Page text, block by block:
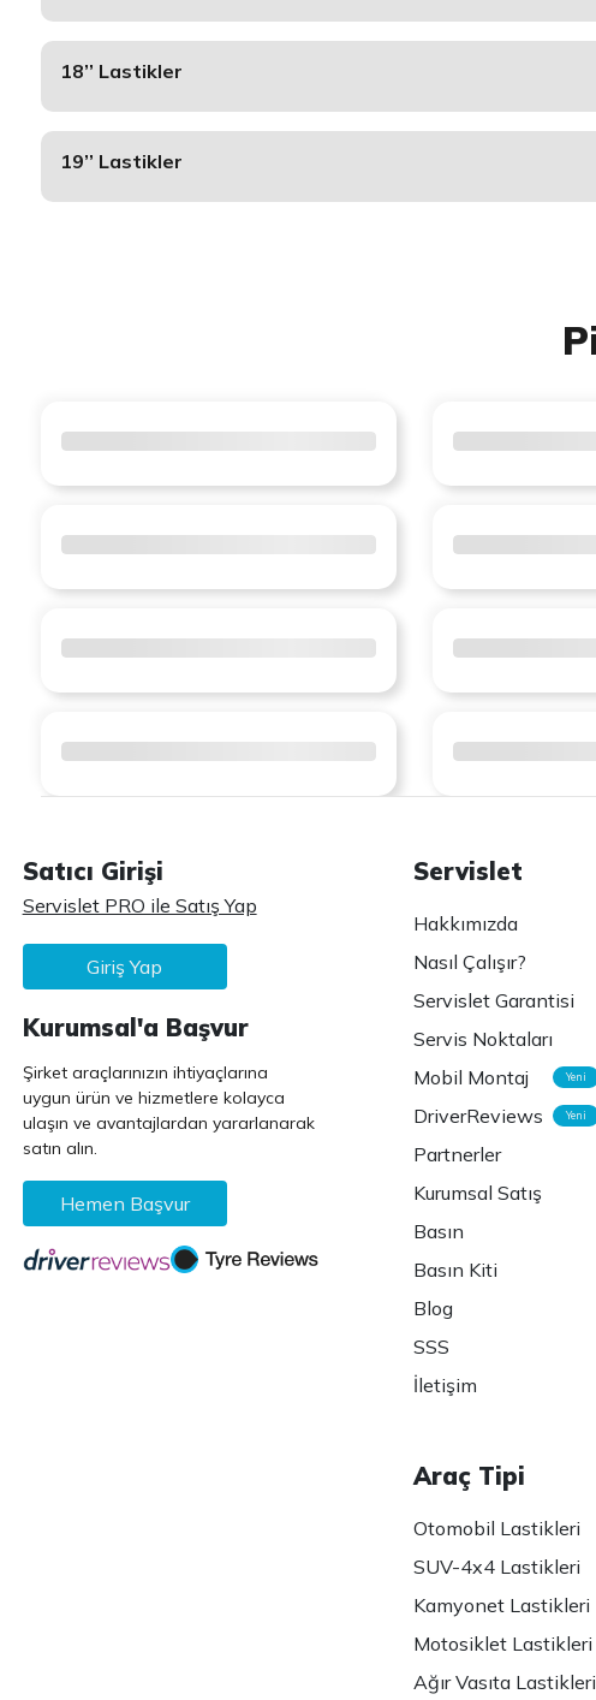
18’’ Lastikler
19’’ Lastikler
Satıcı Girişi
Servislet PRO ile Satış Yap
Giriş Yap
Kurumsal'a Başvur
Şirket araçlarınızın ihtiyaçlarına
uygun ürün ve hizmetlere kolayca
ulaşın ve avantajlardan yararlanarak
satın alın.
Hemen Başvur
Servislet
Hakkımızda
Nasıl Çalışır?
Servislet Garantisi
Servis Noktaları
Mobil Montaj
Yeni
DriverReviews Yeni
Partnerler
Kurumsal Satış
Basın
Basın Kiti
Blog
SSS
İletişim
Araç Tipi
Otomobil Lastikleri
SUV-4x4 Lastikleri
Kamyonet Lastikleri
Motosiklet Lastikleri
Ağır Vasıta Lastikleri